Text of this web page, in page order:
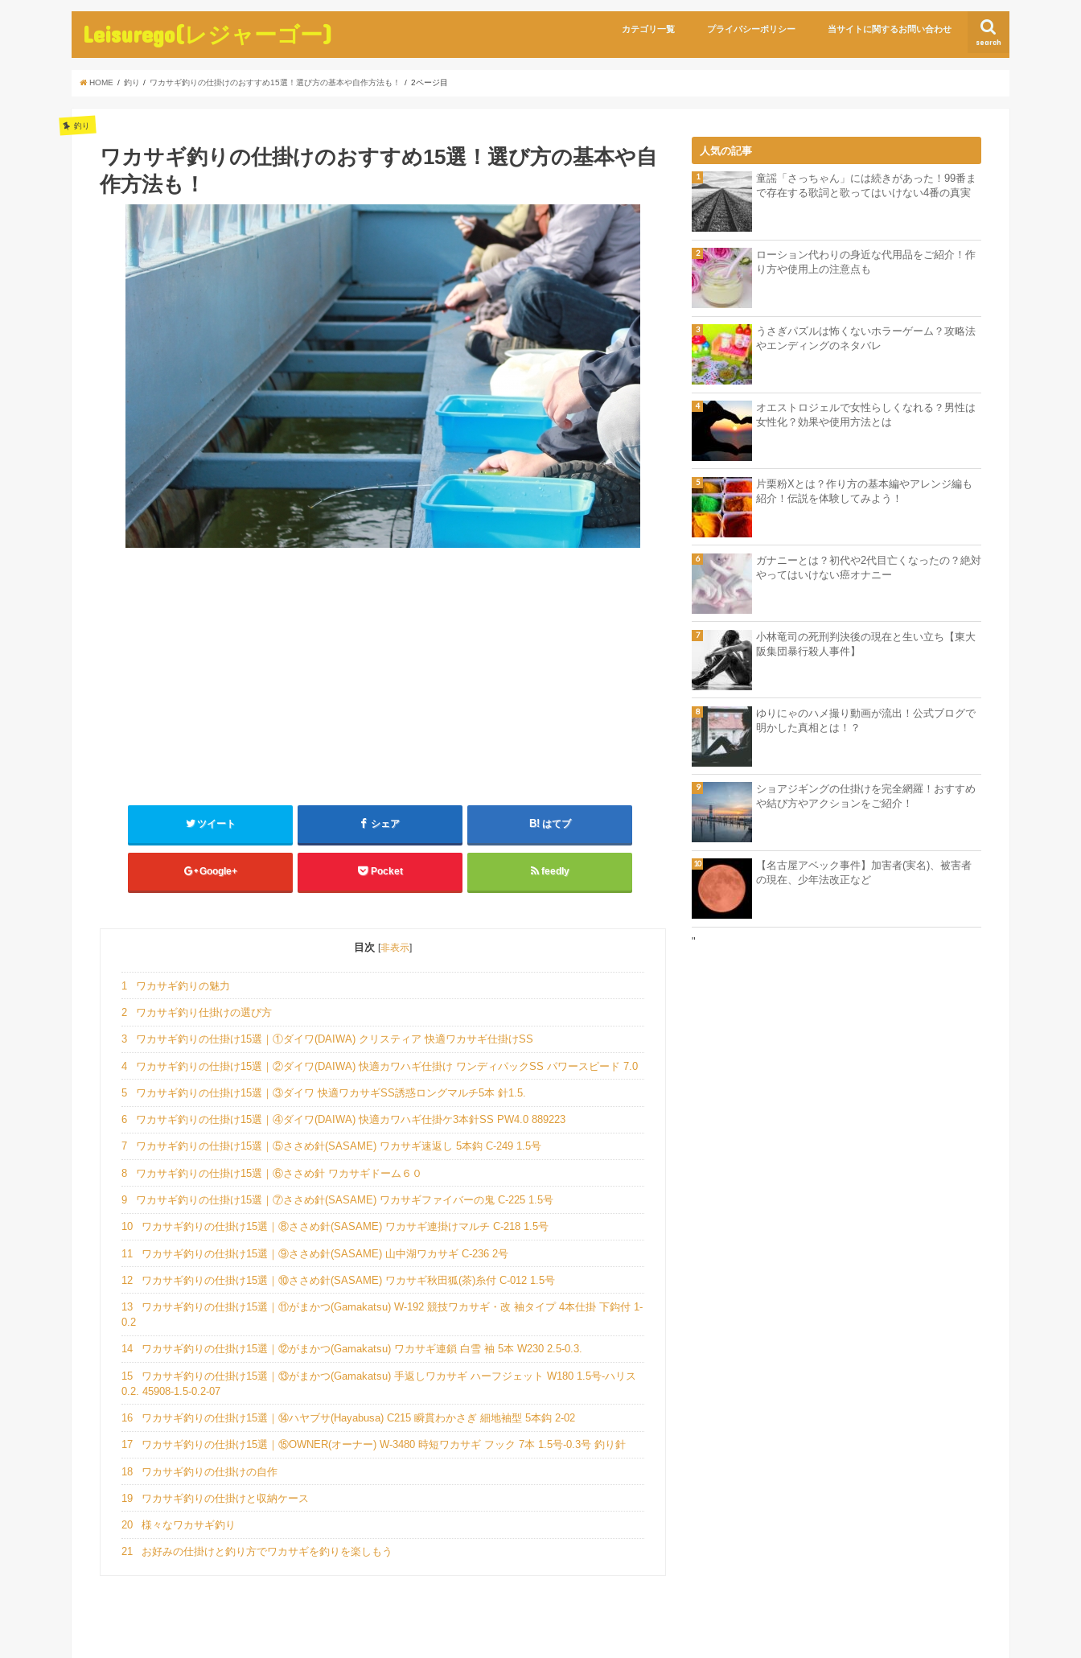
Leisurego(レジャーゴー) search
カテゴリ一覧 プライバシーポリシー 当サイトに関するお問い合わせ
HOME 釣り ワカサギ釣りの仕掛けのおすすめ15選！選び方の基本や自作方法も！ 2ページ目
釣り
ワカサギ釣りの仕掛けのおすすめ15選！選び方の基本や自
作方法も！
ツイート シェア はてブ
Google+ Pocket feedly
目次 [非表示]
1 ワカサギ釣りの魅力
2 ワカサギ釣り仕掛けの選び方
3 ワカサギ釣りの仕掛け15選｜①ダイワ(DAIWA) クリスティア 快適ワカサギ仕掛けSS
4 ワカサギ釣りの仕掛け15選｜②ダイワ(DAIWA) 快適カワハギ仕掛け ワンディパックSS パワースピード 7.0
5 ワカサギ釣りの仕掛け15選｜③ダイワ 快適ワカサギSS誘惑ロングマルチ5本 針1.5.
6 ワカサギ釣りの仕掛け15選｜④ダイワ(DAIWA) 快適カワハギ仕掛ケ3本針SS PW4.0 889223
7 ワカサギ釣りの仕掛け15選｜⑤ささめ針(SASAME) ワカサギ速返し 5本鈎 C-249 1.5号
8 ワカサギ釣りの仕掛け15選｜⑥ささめ針 ワカサギドーム６０
9 ワカサギ釣りの仕掛け15選｜⑦ささめ針(SASAME) ワカサギファイバーの鬼 C-225 1.5号
10 ワカサギ釣りの仕掛け15選｜⑧ささめ針(SASAME) ワカサギ連掛けマルチ C-218 1.5号
11 ワカサギ釣りの仕掛け15選｜⑨ささめ針(SASAME) 山中湖ワカサギ C-236 2号
12 ワカサギ釣りの仕掛け15選｜⑩ささめ針(SASAME) ワカサギ秋田狐(茶)糸付 C-012 1.5号
13
ワカサギ釣りの仕掛け15選｜⑪がまかつ(Gamakatsu) W-192 競技ワカサギ・改 袖タイプ 4本仕掛 下鈎付 1-
0.2
14 ワカサギ釣りの仕掛け15選｜⑫がまかつ(Gamakatsu) ワカサギ連鎖 白雪 袖 5本 W230 2.5-0.3.
15
ワカサギ釣りの仕掛け15選｜⑬がまかつ(Gamakatsu) 手返しワカサギ ハーフジェット W180 1.5号-ハリス
0.2. 45908-1.5-0.2-07
16 ワカサギ釣りの仕掛け15選｜⑭ハヤブサ(Hayabusa) C215 瞬貫わかさぎ 細地袖型 5本鈎 2-02
17 ワカサギ釣りの仕掛け15選｜⑮OWNER(オーナー) W-3480 時短ワカサギ フック 7本 1.5号-0.3号 釣り針
18 ワカサギ釣りの仕掛けの自作
19 ワカサギ釣りの仕掛けと収納ケース
20 様々なワカサギ釣り
21 お好みの仕掛けと釣り方でワカサギを釣りを楽しもう
人気の記事
童謡「さっちゃん」には続きがあった！99番ま
で存在する歌詞と歌ってはいけない4番の真実
ローション代わりの身近な代用品をご紹介！作
り方や使用上の注意点も
うさぎパズルは怖くないホラーゲーム？攻略法
やエンディングのネタバレ
オエストロジェルで女性らしくなれる？男性は
女性化？効果や使用方法とは
片栗粉Xとは？作り方の基本編やアレンジ編も
紹介！伝説を体験してみよう！
ガナニーとは？初代や2代目亡くなったの？絶対
やってはいけない癌オナニー
小林竜司の死刑判決後の現在と生い立ち【東大
阪集団暴行殺人事件】
ゆりにゃのハメ撮り動画が流出！公式ブログで
明かした真相とは！？
ショアジギングの仕掛けを完全網羅！おすすめ
や結び方やアクションをご紹介！
【名古屋アベック事件】加害者(実名)、被害者
の現在、少年法改正など
"